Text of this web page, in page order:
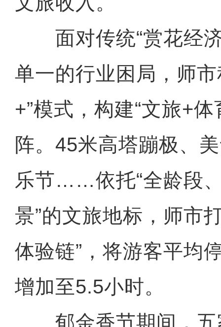
面对传统“赏花经济
单一的行业困局，师
+”模式，构建“文旅+
阵。45米高塔蹦极、
乐节……依托“全龄段
景”的文旅地标，师市
体验链”，将游客平均
增加至5.5小时。
郁金香节期间，五